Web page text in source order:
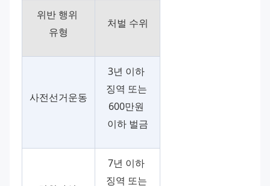
위반 행위
유형
처벌 수위
사전선거운동
3년 이하
징역 또는
600만원
이하 벌금
7년 이하
징역 또는